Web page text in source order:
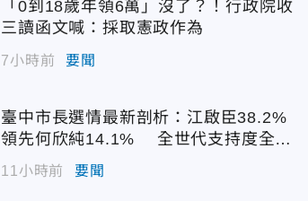
「0到18歲年領6萬」沒了？！行政院收
三讀函文喊：採取憲政作為
7小時前 要聞
臺中市長選情最新剖析：江啟臣38.2%
領先何欣純14.1% 全世代支持度全面
居首
11小時前 要聞